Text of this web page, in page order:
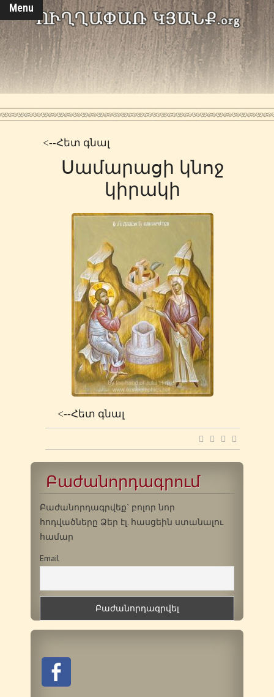
Menu
<--Հետ գնալ
Սամարացի կնոջ
կիրակի
<--Հետ գնալ
Բաժանորդագրում
Բաժանորդագրվեք` բոլոր նոր
հոդվածները Ձեր էլ. հասցեին ստանալու
համար
Email